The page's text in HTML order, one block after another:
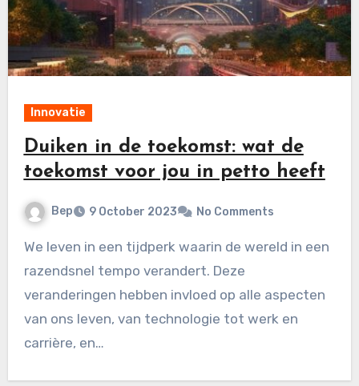
Innovatie
Duiken in de toekomst: wat de
toekomst voor jou in petto heeft
Bep 9 October 2023 No Comments
We leven in een tijdperk waarin de wereld in een
razendsnel tempo verandert. Deze
veranderingen hebben invloed op alle aspecten
van ons leven, van technologie tot werk en
carrière, en…